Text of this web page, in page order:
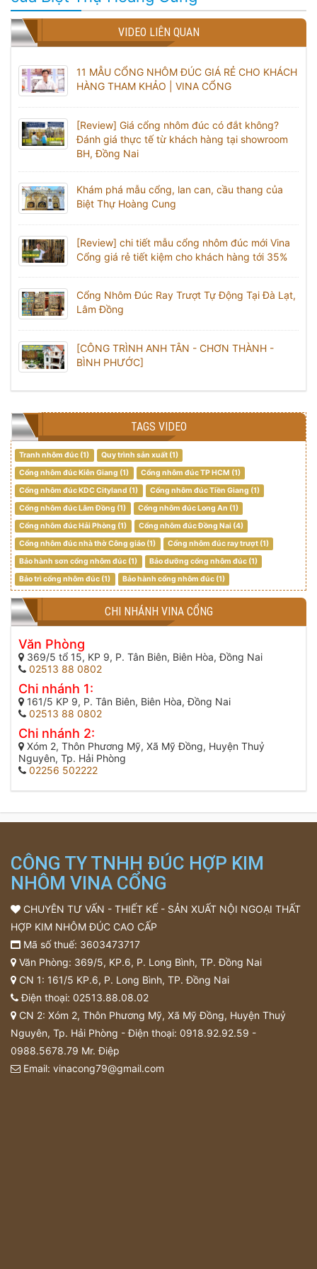
VIDEO LIÊN QUAN
11 MẪU CỔNG NHÔM ĐÚC GIÁ RẺ CHO KHÁCH
HÀNG THAM KHẢO | VINA CỔNG
[Review] Giá cổng nhôm đúc có đắt không?
Đánh giá thực tế từ khách hàng tại showroom
BH, Đồng Nai
Khám phá mẫu cổng, lan can, cầu thang của
Biệt Thự Hoàng Cung
[Review] chi tiết mẫu cổng nhôm đúc mới Vina
Cổng giá rẻ tiết kiệm cho khách hàng tới 35%
Cổng Nhôm Đúc Ray Trượt Tự Động Tại Đà Lạt,
Lâm Đồng
[CÔNG TRÌNH ANH TÂN - CHƠN THÀNH -
BÌNH PHƯỚC]
TAGS VIDEO
Tranh nhôm đúc (1)
Quy trình sản xuất (1)
Cổng nhôm đúc Kiên Giang (1)
Cổng nhôm đúc TP HCM (1)
Cổng nhôm đúc KDC Cityland (1)
Cổng nhôm đúc Tiền Giang (1)
Cổng nhôm đúc Lâm Đồng (1)
Cổng nhôm đúc Long An (1)
Cổng nhôm đúc Hải Phòng (1)
Cổng nhôm đúc Đồng Nai (4)
Cổng nhôm đúc nhà thờ Công giáo (1)
Cổng nhôm đúc ray trượt (1)
Bảo hành sơn cổng nhôm đúc (1)
Bảo dưỡng cổng nhôm đúc (1)
Bảo trì cổng nhôm đúc (1)
Bảo hành cổng nhôm đúc (1)
CHI NHÁNH VINA CỔNG
Văn Phòng
369/5 tổ 15, KP 9, P. Tân Biên, Biên Hòa, Đồng Nai
02513 88 0802
Chi nhánh 1:
161/5 KP 9, P. Tân Biên, Biên Hòa, Đồng Nai
02513 88 0802
Chi nhánh 2:
Xóm 2, Thôn Phương Mỹ, Xã Mỹ Đồng, Huyện Thuỷ
Nguyên, Tp. Hải Phòng
02256 502222
CÔNG TY TNHH ĐÚC HỢP KIM
NHÔM VINA CỔNG
CHUYÊN TƯ VẤN - THIẾT KẾ - SẢN XUẤT NỘI NGOẠI THẤT
HỢP KIM NHÔM ĐÚC CAO CẤP
Mã số thuế: 3603473717
Văn Phòng: 369/5, KP.6, P. Long Bình, TP. Đồng Nai
CN 1: 161/5 KP.6, P. Long Bình, TP. Đồng Nai
Điện thoại: 02513.88.08.02
CN 2: Xóm 2, Thôn Phương Mỹ, Xã Mỹ Đồng, Huyện Thuỷ
Nguyên, Tp. Hải Phòng - Điện thoại: 0918.92.92.59 -
0988.5678.79 Mr. Điệp
Email: vinacong79@gmail.com